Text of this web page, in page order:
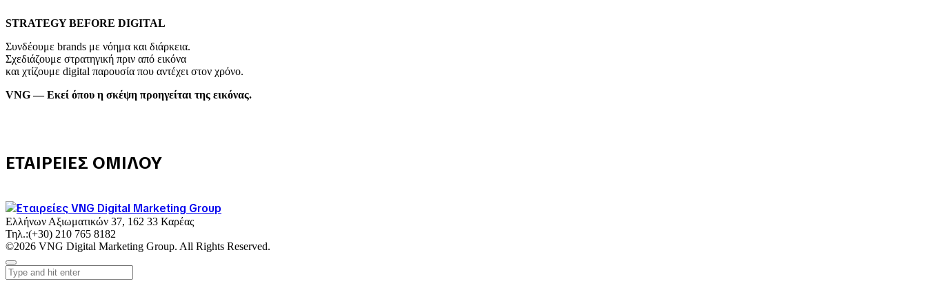
STRATEGY BEFORE DIGITAL
Συνδέουμε brands με νόημα και διάρκεια.
Σχεδιάζουμε στρατηγική πριν από εικόνα
και χτίζουμε digital παρουσία που αντέχει στον χρόνο.
VNG — Εκεί όπου η σκέψη προηγείται της εικόνας.
ΕΤΑΙΡΕΙΕΣ ΟΜΙΛΟΥ
Ελλήνων Αξιωματικών 37, 162 33 Καρέας
Τηλ.:(+30) 210 765 8182
©2026 VNG Digital Marketing Group. All Rights Reserved.